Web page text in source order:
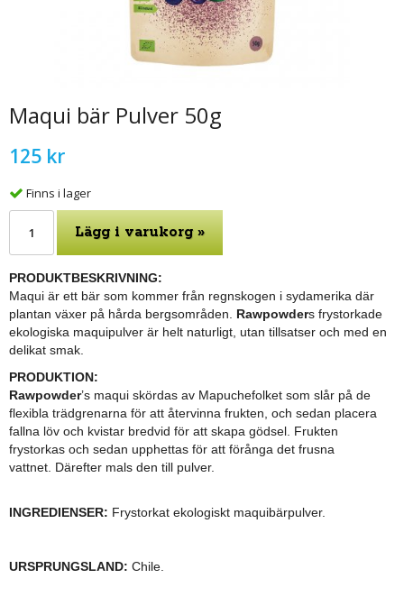
Maqui bär Pulver 50g
125 kr
Finns i lager
Lägg i varukorg »
PRODUKTBESKRIVNING:
Maqui är ett bär som kommer från regnskogen i sydamerika där
plantan växer på hårda bergsområden. Rawpowders frystorkade
ekologiska maquipulver är helt naturligt, utan tillsatser och med en
delikat smak.
PRODUKTION:
Rawpowder’s maqui skördas av Mapuchefolket som slår på de
flexibla trädgrenarna för att återvinna frukten, och sedan placera
fallna löv och kvistar bredvid för att skapa gödsel. Frukten
frystorkas och sedan upphettas för att förånga det frusna
vattnet. Därefter mals den till pulver.
INGREDIENSER: Frystorkat ekologiskt maquibärpulver.
URSPRUNGSLAND: Chile.